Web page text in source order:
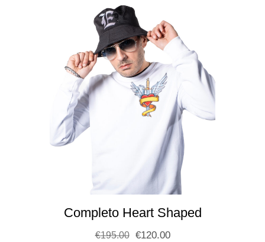
Completo Heart Shaped
€195.00 €120.00